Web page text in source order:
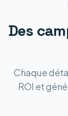
Des
Chaque
ROI et